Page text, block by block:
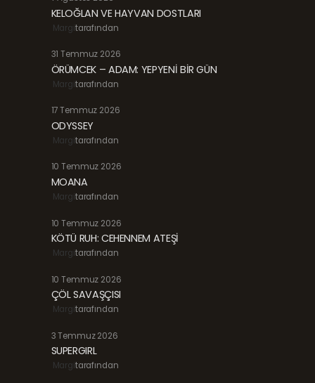
KELOĞLAN VE HAYVAN DOSTLARI
Margitarafından
31 Temmuz 2026
ÖRÜMCEK – ADAM: YEPYENİ BİR GÜN
Margitarafından
17 Temmuz 2026
ODYSSEY
Margitarafından
10 Temmuz 2026
MOANA
Margitarafından
10 Temmuz 2026
KÖTÜ RUH: CEHENNEM ATEŞİ
Margitarafından
10 Temmuz 2026
ÇÖL SAVAŞÇISI
Margitarafından
3 Temmuz 2026
SUPERGIRL
Margitarafından